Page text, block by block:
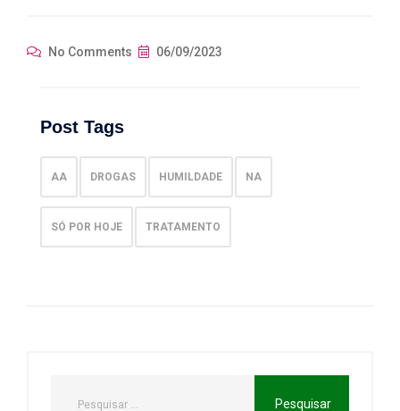
No Comments 06/09/2023
Post Tags
AA DROGAS HUMILDADE NA
SÓ POR HOJE TRATAMENTO